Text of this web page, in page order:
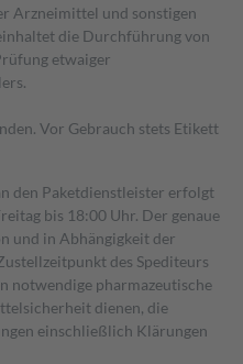
Arzneimittel und sonstigen
die Durchführung von
etwaiger
Vor Gebrauch stets Etikett
den Paketdienstleister erfolgt
bis 18:00 Uhr. Der genaue
und in Abhängigkeit der
des Spediteurs
notwendige pharmazeutische
dienen, die
einschließlich Klärungen